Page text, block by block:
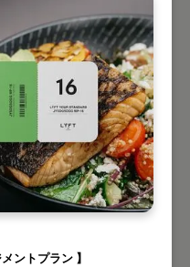
ントプラン 】